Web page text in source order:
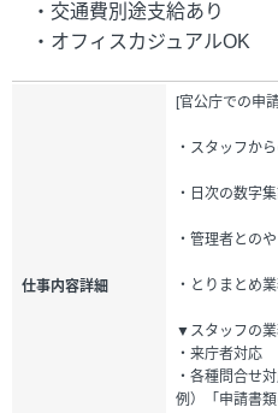
・交通費別途支給あり
・オフィスカジュアルOK
仕事内容詳細
[官公庁での申
・スタッフか
・日次の数字
・管理者との
・とりまとめ
▼スタッフの業
・来庁者対応
・各種問合せ
例）「申請書